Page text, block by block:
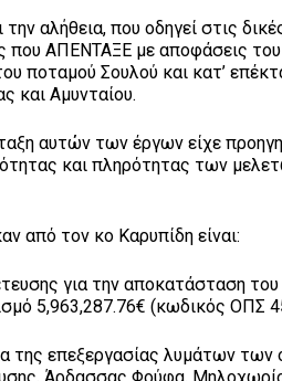
αλήθεια, που οδηγεί στις
που ΑΠΕΝΤΑΞΕ με αποφάσεις
ποταμού Σουλού και κατ’
και Αμυνταίου.
αυτών των έργων είχε
και πληρότητας των
από τον κο Καρυπίδη είναι:
για την αποκατάσταση
5,963,287.76€ (κωδικός ΟΠΣ
της επεξεργασίας λυμάτων των
Άρδασσας Φούφα,